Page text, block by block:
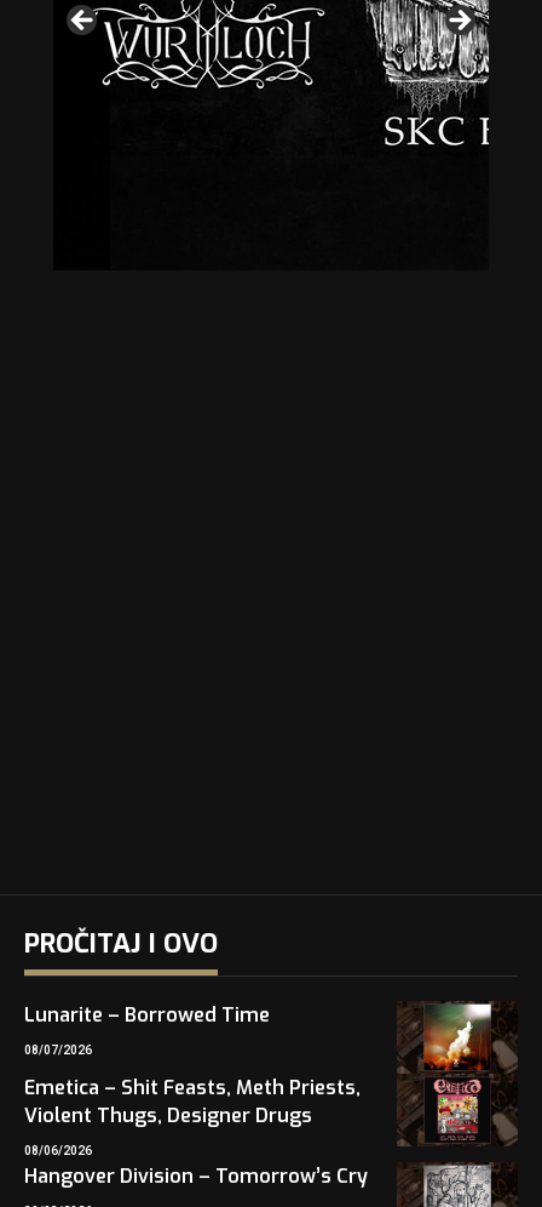
PROČITAJ I OVO
Lunarite – Borrowed Time
08/07/2026
Emetica – Shit Feasts, Meth Priests,
Violent Thugs, Designer Drugs
08/06/2026
Hangover Division – Tomorrow’s Cry